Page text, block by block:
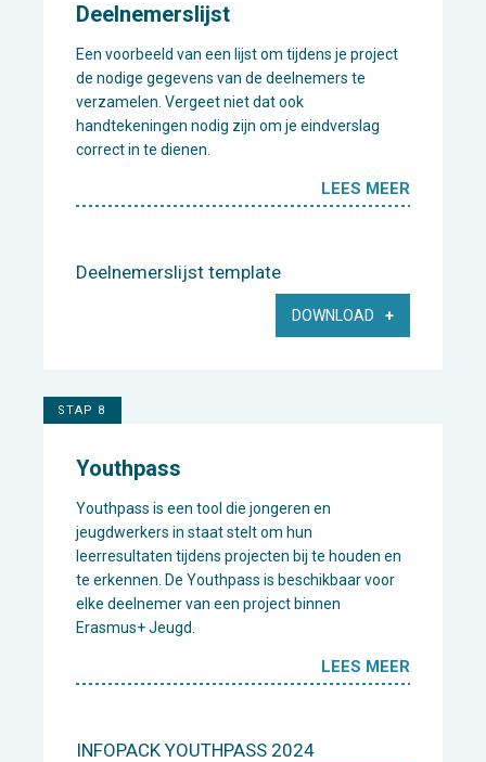
Deelnemerslijst
Een voorbeeld van een lijst om tijdens je project
de nodige gegevens van de deelnemers te
verzamelen. Vergeet niet dat ook
handtekeningen nodig zijn om je eindverslag
correct in te dienen.
LEES MEER
Deelnemerslijst template
DOWNLOAD
STAP 8
Youthpass
Youthpass is een tool die jongeren en
jeugdwerkers in staat stelt om hun
leerresultaten tijdens projecten bij te houden en
te erkennen. De Youthpass is beschikbaar voor
elke deelnemer van een project binnen
Erasmus+ Jeugd.
LEES MEER
INFOPACK YOUTHPASS 2024